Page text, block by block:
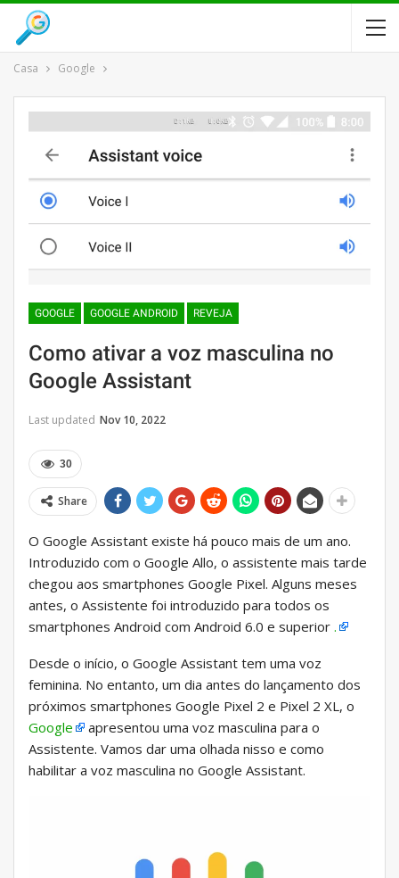
Casa Google
GOOGLE GOOGLE ANDROID REVEJA
Como ativar a voz masculina no
Google Assistant
Last updated Nov 10, 2022
30
Share
O Google Assistant existe há pouco mais de um ano.
Introduzido com o Google Allo, o assistente mais tarde
chegou aos smartphones Google Pixel. Alguns meses
antes, o Assistente foi introduzido para todos os
smartphones Android com Android 6.0 e superior .
Desde o início, o Google Assistant tem uma voz
feminina. No entanto, um dia antes do lançamento dos
próximos smartphones Google Pixel 2 e Pixel 2 XL, o
Google
apresentou uma voz masculina para o
Assistente. Vamos dar uma olhada nisso e como
habilitar a voz masculina no Google Assistant.